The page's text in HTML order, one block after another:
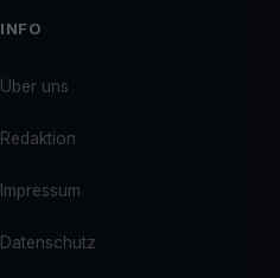
INFO
Über uns
Redaktion
Impressum
Datenschutz